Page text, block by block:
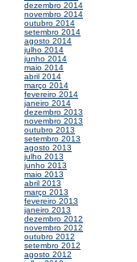
dezembro 2014
novembro 2014
outubro 2014
setembro 2014
agosto 2014
julho 2014
junho 2014
maio 2014
abril 2014
março 2014
fevereiro 2014
janeiro 2014
dezembro 2013
novembro 2013
outubro 2013
setembro 2013
agosto 2013
julho 2013
junho 2013
maio 2013
abril 2013
março 2013
fevereiro 2013
janeiro 2013
dezembro 2012
novembro 2012
outubro 2012
setembro 2012
agosto 2012